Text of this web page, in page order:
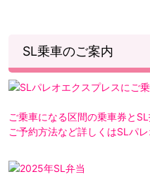
SL乗車のご案内
ご乗車になる区間の乗車券とSL
ご予約方法など詳しくはSLパ